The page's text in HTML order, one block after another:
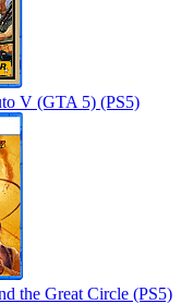
V (GTA 5) (PS5)
the Great Circle (PS5)